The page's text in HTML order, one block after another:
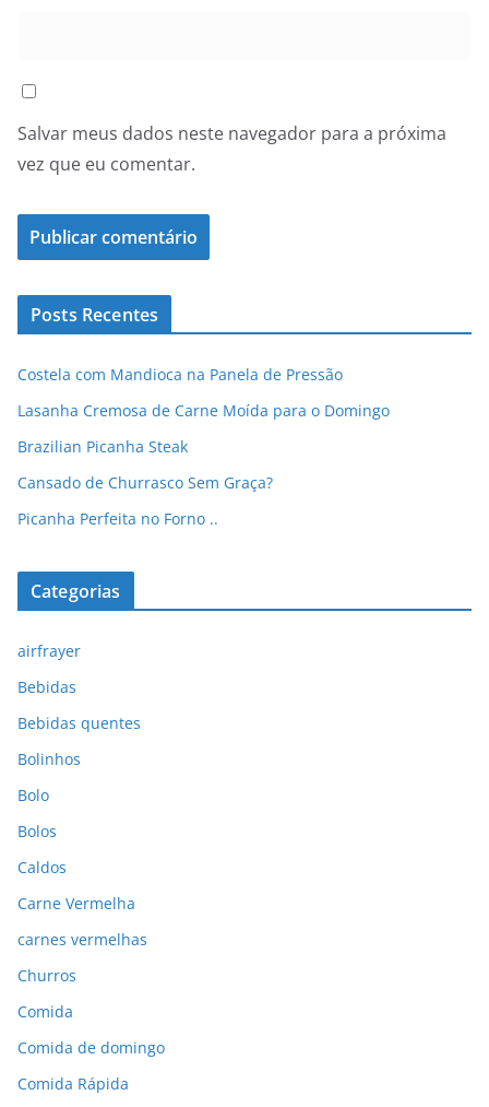
Salvar meus dados neste navegador para a próxima
vez que eu comentar.
Posts Recentes
Costela com Mandioca na Panela de Pressão
Lasanha Cremosa de Carne Moída para o Domingo
Brazilian Picanha Steak
Cansado de Churrasco Sem Graça?
Picanha Perfeita no Forno ..
Categorias
airfrayer
Bebidas
Bebidas quentes
Bolinhos
Bolo
Bolos
Caldos
Carne Vermelha
carnes vermelhas
Churros
Comida
Comida de domingo
Comida Rápida